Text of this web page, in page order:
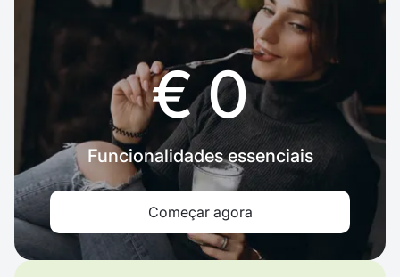
€ 0
Funcionalidades essenciais
Começar agora